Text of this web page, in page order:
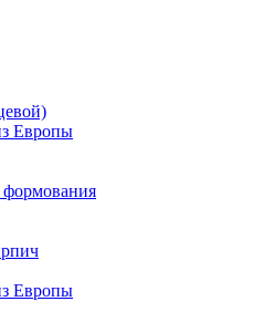
Европы
Европы